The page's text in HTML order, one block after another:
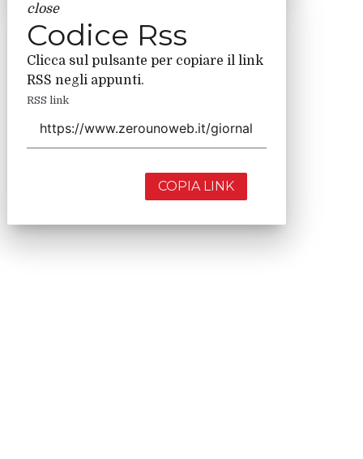
close
Codice Rss
Clicca sul pulsante per copiare il link
RSS negli appunti.
RSS link
COPIA LINK